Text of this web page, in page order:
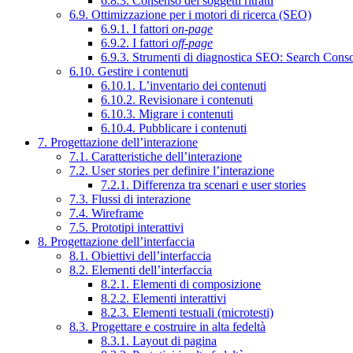
6.9. Ottimizzazione per i motori di ricerca (SEO)
6.9.1. I fattori on-page
6.9.2. I fattori off-page
6.9.3. Strumenti di diagnostica SEO: Search
6.10. Gestire i contenuti
6.10.1. L’inventario dei contenuti
6.10.2. Revisionare i contenuti
6.10.3. Migrare i contenuti
6.10.4. Pubblicare i contenuti
7. Progettazione dell’interazione
7.1. Caratteristiche dell’interazione
7.2. User stories per definire l’interazione
7.2.1. Differenza tra scenari e user stories
7.3. Flussi di interazione
7.4. Wireframe
7.5. Prototipi interattivi
8. Progettazione dell’interfaccia
8.1. Obiettivi dell’interfaccia
8.2. Elementi dell’interfaccia
8.2.1. Elementi di composizione
8.2.2. Elementi interattivi
8.2.3. Elementi testuali (microtesti)
8.3. Progettare e costruire in alta fedeltà
8.3.1. Layout di pagina